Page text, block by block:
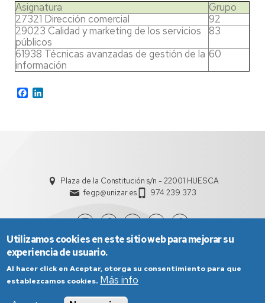
Asignatura
Grupo
27321 Dirección comercial
92
29023 Calidad y marketing de los servicios
públicos
83
61938 Técnicas avanzadas de gestión de la
información
60
Facebook
Plaza de la Constitución s/n - 22001 HUESCA
fegp@unizar.es
974 239 373
Utilizamos cookies en este sitio web para mejorar su
experiencia de usuario.
Al hacer click en Aceptar, otorga su consentimiento para que
establezcamos cookies. Más info